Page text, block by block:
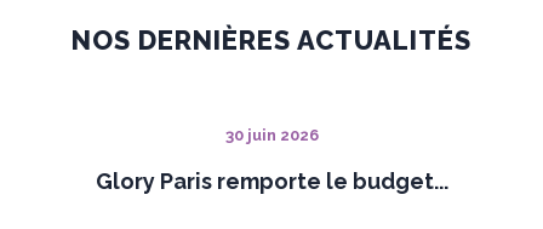
NOS DERNIÈRES ACTUALITÉS
30 juin 2026
Glory Paris remporte le budget...